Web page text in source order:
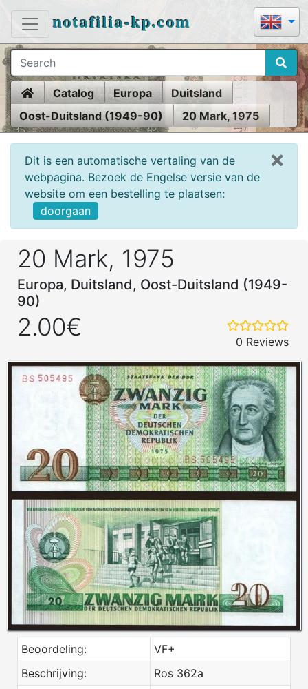
notafilia-kp.com
HomeCatalog Europa
Duitsland
Oost-Duitsland (1949-90)
20 Mark, 1975
Dit is een automatische vertaling van de
webpagina. Bezoek de Engelse versie van de
website om een bestelling te plaatsen:
doorgaan
20 Mark, 1975
Europa, Duitsland, Oost-Duitsland (1949-
90)
2.00€
0 Reviews
Beoordeling:
VF+
Beschrijving:
Ros 362a